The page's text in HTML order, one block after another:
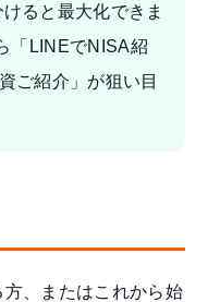
ると最大化できま
「LINEでNISA紹
ご紹介」が狙い目
、またはこれから始